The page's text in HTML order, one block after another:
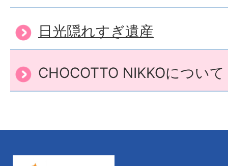
日光隠れすぎ遺産
CHOCOTTO NIKKOについて